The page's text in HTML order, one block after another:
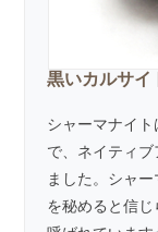
黒いカルサイ
シャーマナイ
で、ネイティ
ました。シャ
を秘めると信